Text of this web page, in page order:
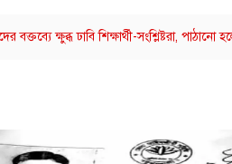
ঢাবি শিক্ষার্থী-সংশ্লিষ্টরা, পাঠানো হলো নোটিশ